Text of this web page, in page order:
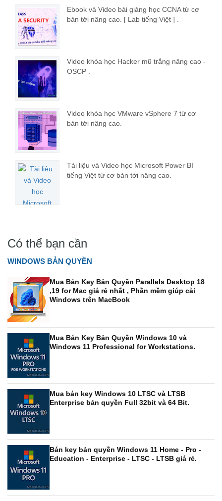
Ebook và Video bài giảng học CCNA từ cơ
bản tới nâng cao. [ Lab tiếng Việt ] .
Video khóa học Hacker mũ trắng nâng cao -
OSCP .
Video khóa học VMware vSphere 7 từ cơ
bản tới nâng cao.
Tài liệu và Video học Microsoft Power BI
tiếng Việt từ cơ bản tới nâng cao.
Có thể bạn cần
WINDOWS BẢN QUYỀN
Mua Bán Key Bản Quyền Parallels Desktop 18
,19 for Mac giá rẻ nhất , Phần mềm giúp cài
Windows trên MacBook
Mua Bán Key Bản Quyền Windows 10 và
Windows 11 Professional for Workstations.
Mua bán key Windows 10 LTSC và LTSB
Enterprise bản quyền Full 32bit và 64 Bit.
Bán key bản quyền Windows 11 Home - Pro -
Education - Enterprise - LTSC - LTSB giá rẻ.